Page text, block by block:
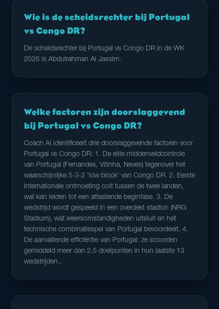
Wie is de scheidsrechter bij Portugal
vs Congo DR?
De scheidsrechter bij Portugal vs Congo DR in de WK
2026 is Abdulrahman Al Jassim.
Welke factoren zijn doorslaggevend
bij Portugal vs Congo DR?
Coach AI identificeert drie doorslaggevende factoren voor
Portugal vs Congo DR: 1. De elite middenveldcontrole
van Portugal (Fernandes, Vitinha, Neves) tegenover het
waarschijnlijke 5-3-2 'low block' van Congo DR. 2. Eerste
internationale ontmoeting ooit tussen de twee landen,
wat kan leiden tot een aftastende beginfase. 3. De
wedstrijd wordt gespeeld in een overdekt stadion (NRG
Stadium), wat weersomstandigheden uitsluit en het
technische combinatiespel van Portugal bevoordeelt. 4.
De aanvallende efficiëntie van Portugal: ze scoorden
gemiddeld meer dan 2,5 doelpunten in hun laatste 13
wedstrijden..